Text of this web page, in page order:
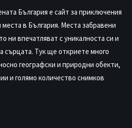
България е сайт за приключения
в България. Места забравени
ни впечатляват с уникалноста си и
сърцата. Тук ще откриете много
географски и природни обекти,
и голямо количество снимков